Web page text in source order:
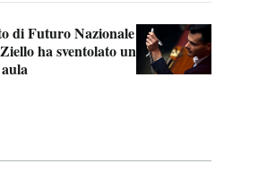
di Futuro Nazionale
ha sventolato un